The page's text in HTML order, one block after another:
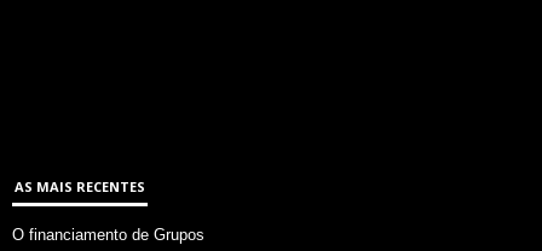
AS MAIS RECENTES
O financiamento de Grupos